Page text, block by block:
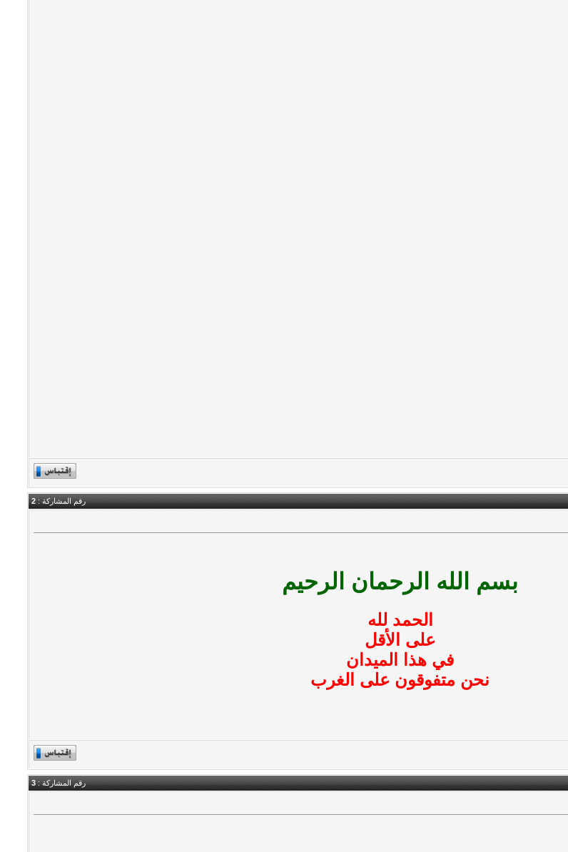
رقم المشاركة :2
بسم الله الرحمان الرحيم
الحمد لله
على الأقل
في هذا الميدان
نحن متفوقون على الغرب
رقم المشاركة :3